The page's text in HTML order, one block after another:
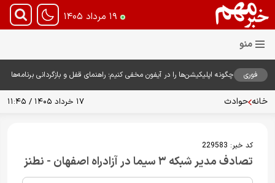
۱۹ مرداد ۱۴۰۵
فوری چگونه اپلیکیشن‌ها را در آیفون مخفی کنیم؛ راهنمای قفل و بازگردانی برنامه‌ها
خانه حوادث ۱۷ خرداد ۱۴۰۵ / ۱۱:۴۵
کد خبر: 229583
تصادف مدیر شبکه ۳ سیما در آزادراه اصفهان - نطنز